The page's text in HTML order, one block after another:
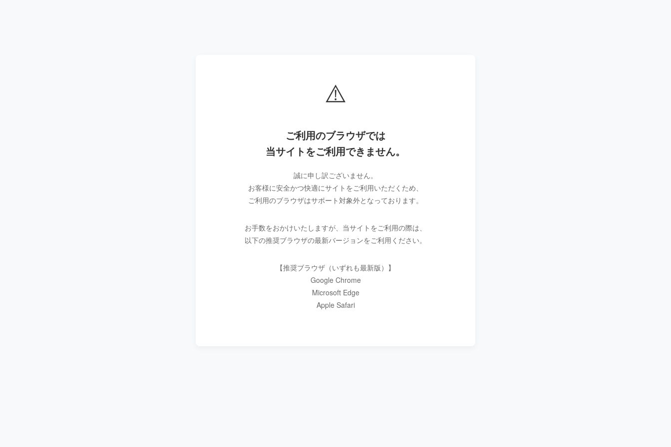
⚠️
ご利用のブラウザでは
当サイトをご利用できません。
誠に申し訳ございません。
お客様に安全かつ快適にサイトをご利用いただくため、
ご利用のブラウザはサポート対象外となっております。
お手数をおかけいたしますが、当サイトをご利用の際は、
以下の推奨ブラウザの最新バージョンをご利用ください。
【推奨ブラウザ（いずれも最新版）】
Google Chrome
Microsoft Edge
Apple Safari